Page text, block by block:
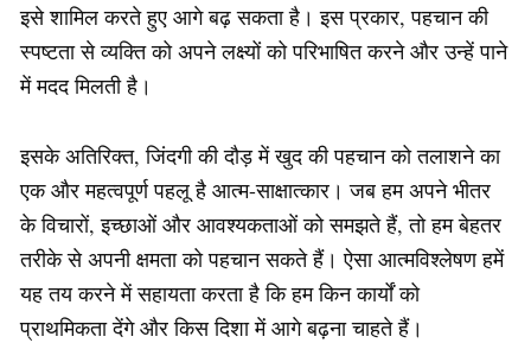
इसे शामिल करते हुए आगे बढ़ सकता है। इस प्रकार, पहचान की
स्पष्टता से व्यक्ति को अपने लक्ष्यों को परिभाषित करने और उन्हें पाने
में मदद मिलती है।
इसके अतिरिक्त, जिंदगी की दौड़ में खुद की पहचान को तलाशने का
एक और महत्वपूर्ण पहलू है आत्म-साक्षात्कार। जब हम अपने भीतर
के विचारों, इच्छाओं और आवश्यकताओं को समझते हैं, तो हम बेहतर
तरीके से अपनी क्षमता को पहचान सकते हैं। ऐसा आत्मविश्लेषण हमें
यह तय करने में सहायता करता है कि हम किन कार्यों को
प्राथमिकता देंगे और किस दिशा में आगे बढ़ना चाहते हैं।